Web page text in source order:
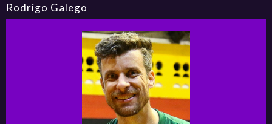
Rodrigo Galego